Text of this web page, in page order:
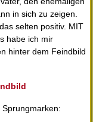
in sich zu zeigen.
selten positiv. MIT
habe ich mir
hinter dem Feindbild